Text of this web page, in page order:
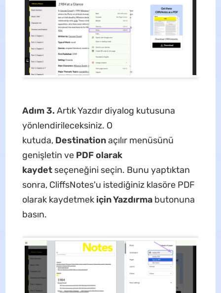
Adım 3. Artık Yazdır diyalog kutusuna
yönlendirileceksiniz. O
kutuda, Destinationaçılır menüsünü
genişletin ve PDF olarak
kaydetseçeneğini seçin. Bunu yaptıktan
sonra, CliffsNotes'u istediğiniz klasöre PDF
olarak kaydetmek için Yazdırma butonuna
basın.